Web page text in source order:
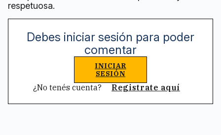
respetuosa.
Debes iniciar sesión para poder
comentar
INICIAR
SESIÓN
¿No tenés cuenta? Registrate aquí